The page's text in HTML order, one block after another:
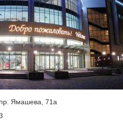
пр. Ямашева, 71а